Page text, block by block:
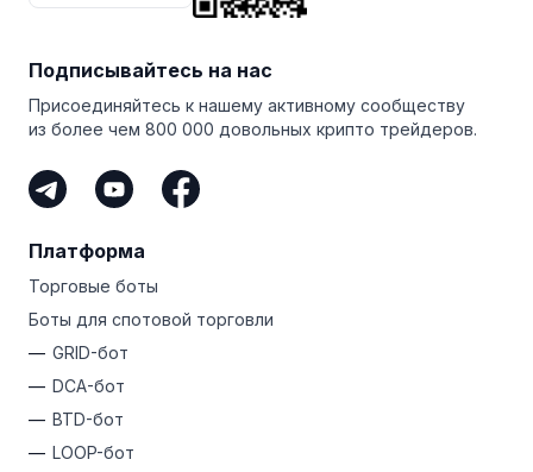
снизить среднюю стоимость владения вашими
и испытать всю мощь продвинутых торговых ботов
Подписывайтесь на нас
Присоединяйтесь к нашему активному сообществу
из более чем 800 000 довольных крипто трейдеров.
Платформа
Торговые боты
Боты для спотовой торговли
GRID-бот
DCA-бот
BTD-бот
LOOP-бот